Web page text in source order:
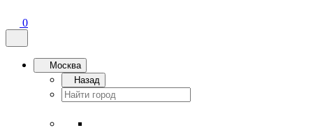
0
Москва
Назад